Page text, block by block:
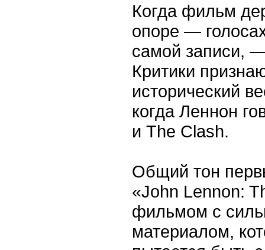
Когда фильм
опоре —
самой записи,
Критики
исторический
когда Леннон
и The Clash.
Общий тон
«John Lennon:
фильмом с
материалом,